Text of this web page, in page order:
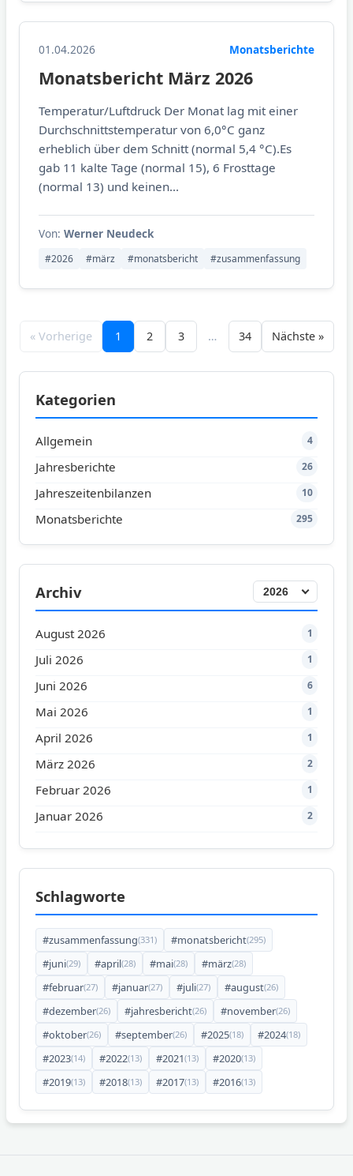
01.04.2026 Monatsberichte
Monatsbericht März 2026
Temperatur/Luftdruck Der Monat lag mit einer
Durchschnittstemperatur von 6,0°C ganz
erheblich über dem Schnitt (normal 5,4 °C).Es
gab 11 kalte Tage (normal 15), 6 Frosttage
(normal 13) und keinen...
Von: Werner Neudeck
#2026 #märz #monatsbericht #zusammenfassung
« Vorherige 1 2 3 … 34 Nächste »
Kategorien
Allgemein 4
Jahresberichte 26
Jahreszeitenbilanzen 10
Monatsberichte 295
Archiv
August 2026 1
Juli 2026 1
Juni 2026 6
Mai 2026 1
April 2026 1
März 2026 2
Februar 2026 1
Januar 2026 2
Schlagworte
#zusammenfassung(331) #monatsbericht(295)
#juni(29) #april(28) #mai(28) #märz(28)
#februar(27) #januar(27) #juli(27) #august(26)
#dezember(26) #jahresbericht(26) #november(26)
#oktober(26) #september(26) #2025(18) #2024(18)
#2023(14) #2022(13) #2021(13) #2020(13)
#2019(13) #2018(13) #2017(13) #2016(13)